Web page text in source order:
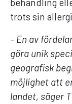
trots sin
– En av
göra unik
geografisk
möjlighet att
landet, säger